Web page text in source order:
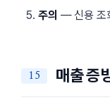
주의 — 신용 조
매출 증